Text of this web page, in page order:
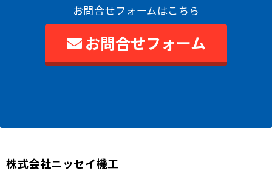
お問合せフォームはこちら
お問合せフォーム
株式会社ニッセイ機工